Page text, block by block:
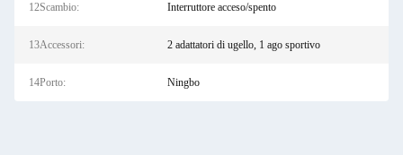
12Scambio: Interruttore acceso/spento
13Accessori: 2 adattatori di ugello, 1 ago sportivo
14Porto: Ningbo